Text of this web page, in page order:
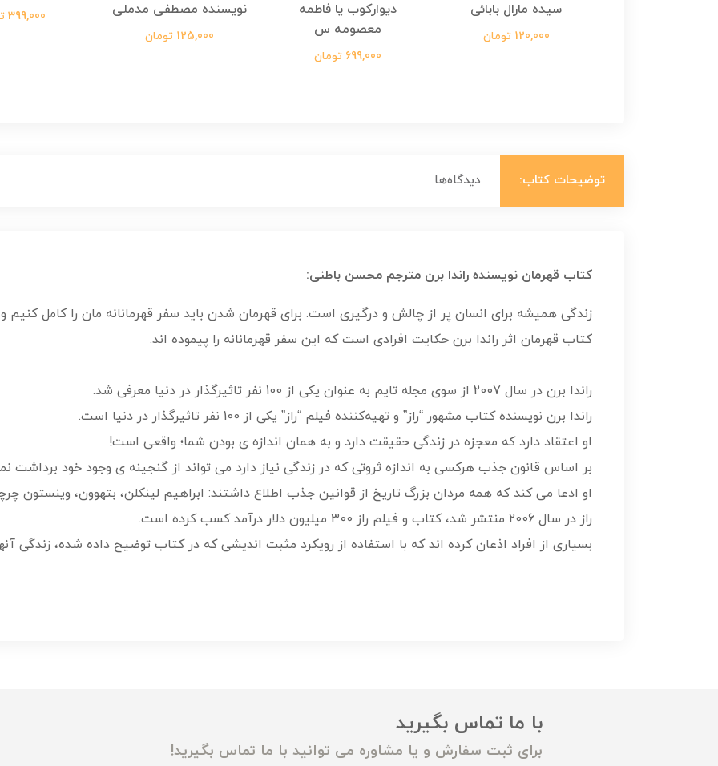
سیده مارال بابائی
120,000 تومان
دیوارکوب یا فاطمه
معصومه س
699,000 تومان
نویسنده مصطفی مدملی
125,000 تومان
399,000 تومان
توضیحات کتاب: دیدگاه‌ها
کتاب قهرمان نویسنده راندا برن مترجم محسن باطنی:
زندگی همیشه برای انسان پر از چالش و درگیری است. برای قهرمان شدن باید سفر قهرمانانه مان را کامل
کتاب قهرمان اثر راندا برن حکایت افرادی است که این سفر قهرمانانه را پیموده اند.
راندا برن در سال 2007 از سوی مجله تایم به عنوان یکی از 100 نفر تاثیرگذار در دنیا معرفی شد.
راندا برن نویسنده کتاب مشهور “راز” و تهیه‌کننده فیلم “راز” یکی از 100 نفر تاثیرگذار در دنیا است.
او اعتقاد دارد که معجزه در زندگی حقیقت دارد و به همان اندازه ی بودن شما؛ واقعی است!
بر اساس قانون جذب هرکسی به اندازه ثروتی که در زندگی نیاز دارد می تواند از گنجینه ی وجود خود برداشت
او ادعا می کند که همه مردان بزرگ تاریخ از قوانین جذب اطلاع داشتند: ابراهیم لینکلن، بتهوون، وینستون
راز در سال 2006 منتشر شد، کتاب و فیلم راز 300 میلیون دلار درآمد کسب کرده است.
بسیاری از افراد اذعان کرده اند که با استفاده از رویکرد مثبت اندیشی که در کتاب توضیح داده شده، زندگی
با ما تماس بگیرید
برای ثبت سفارش و یا مشاوره می توانید با ما تماس بگیرید!